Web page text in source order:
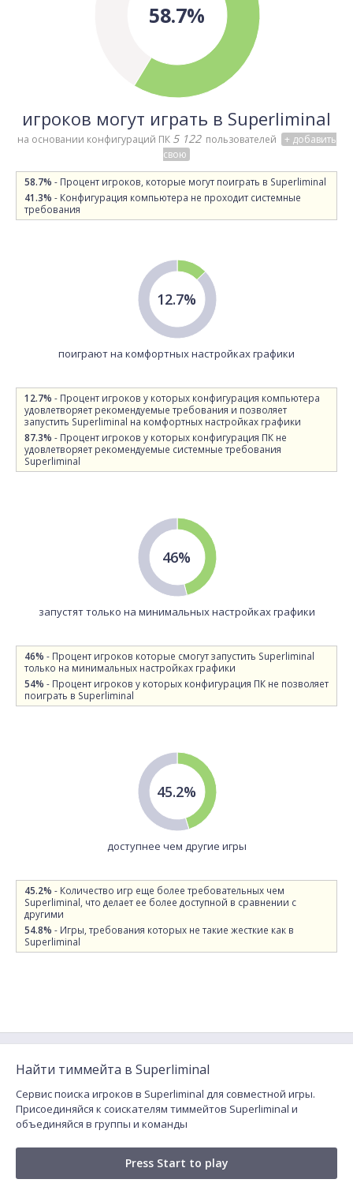
58.7%
игроков могут играть в Superliminal
на основании конфигураций ПК 5 122 пользователей
+ добавить
свою
58.7% - Процент игроков, которые могут поиграть в Superliminal
41.3% - Конфигурация компьютера не проходит системные
требования
12.7%
поиграют на комфортных настройках графики
12.7% - Процент игроков у которых конфигурация компьютера
удовлетворяет рекомендуемые требования и позволяет
запустить Superliminal на комфортных настройках графики
87.3% - Процент игроков у которых конфигурация ПК не
удовлетворяет рекомендуемые системные требования
Superliminal
46%
запустят только на минимальных настройках графики
46% - Процент игроков которые смогут запустить Superliminal
только на минимальных настройках графики
54% - Процент игроков у которых конфигурация ПК не позволяет
поиграть в Superliminal
45.2%
доступнее чем другие игры
45.2% - Количество игр еще более требовательных чем
Superliminal, что делает ее более доступной в сравнении с
другими
54.8% - Игры, требования которых не такие жесткие как в
Superliminal
Найти тиммейта в Superliminal
Сервис поиска игроков в Superliminal для совместной игры.
Присоединяйся к соискателям тиммейтов Superliminal и
объединяйся в группы и команды
Press Start to play